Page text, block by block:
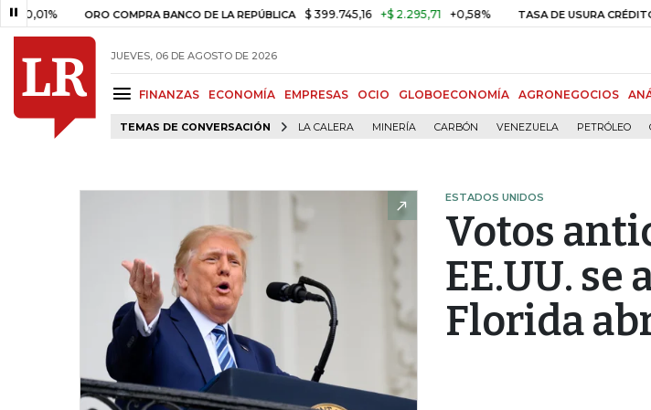
ORO COMPRA BANCO DE LA REPÚBLICA $ 399.745,16 +$ 2.295,71 +0,58% TASA DE USURA CRÉDITO
JUEVES, 06 DE AGOSTO DE 2026
FINANZAS ECONOMÍA EMPRESAS OCIO GLOBOECONOMÍA AGRONEGOCIOS
TEMAS DE CONVERSACIÓN LA CALERA MINERÍA CARBÓN VENEZUELA PETRÓLEO
ESTADOS UNIDOS
Votos
EE.UU.
Florida